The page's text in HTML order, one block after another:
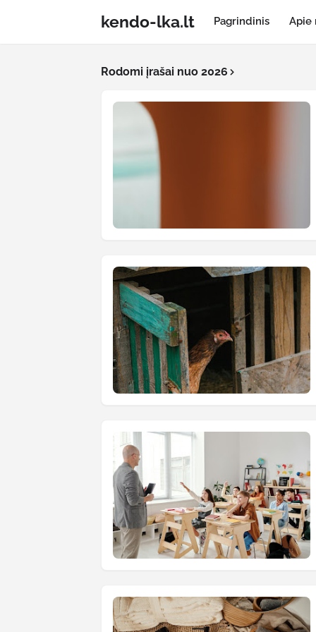
kendo-lka.lt Pagrindinis Apie
Rodomi įrašai nuo 2026